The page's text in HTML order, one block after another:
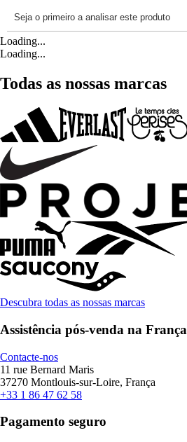
Loading...
Loading...
Todas as nossas marcas
Descubra todas as nossas marcas
Assistência pós-venda na França
Contacte-nos
11 rue Bernard Maris
37270 Montlouis-sur-Loire, França
+33 1 86 47 62 58
Pagamento seguro